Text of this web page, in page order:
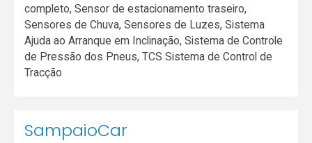
completo, Sensor de estacionamento traseiro,
Sensores de Chuva, Sensores de Luzes, Sistema
Ajuda ao Arranque em Inclinação, Sistema de Controle
de Pressão dos Pneus, TCS Sistema de Control de
Tracção
SampaioCar